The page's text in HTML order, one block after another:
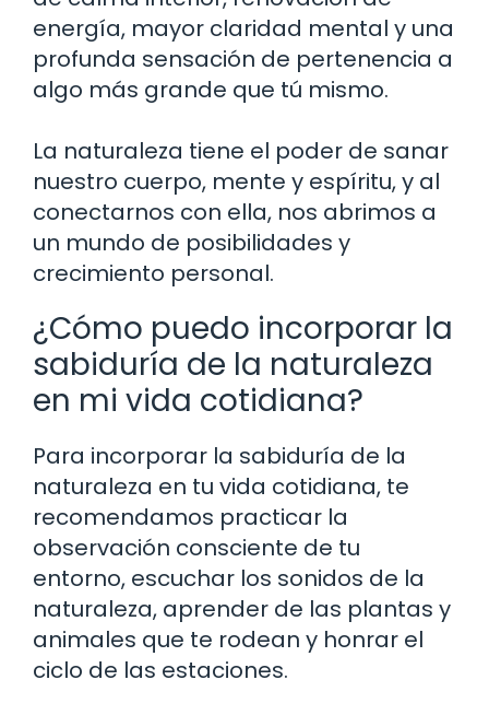
energía, mayor claridad mental y una
profunda sensación de pertenencia a
algo más grande que tú mismo.
La naturaleza tiene el poder de sanar
nuestro cuerpo, mente y espíritu, y al
conectarnos con ella, nos abrimos a
un mundo de posibilidades y
crecimiento personal.
¿Cómo puedo incorporar la
sabiduría de la naturaleza
en mi vida cotidiana?
Para incorporar la sabiduría de la
naturaleza en tu vida cotidiana, te
recomendamos practicar la
observación consciente de tu
entorno, escuchar los sonidos de la
naturaleza, aprender de las plantas y
animales que te rodean y honrar el
ciclo de las estaciones.